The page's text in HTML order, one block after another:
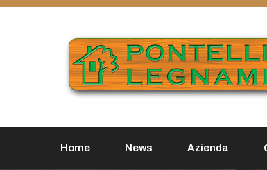
Home News Azienda